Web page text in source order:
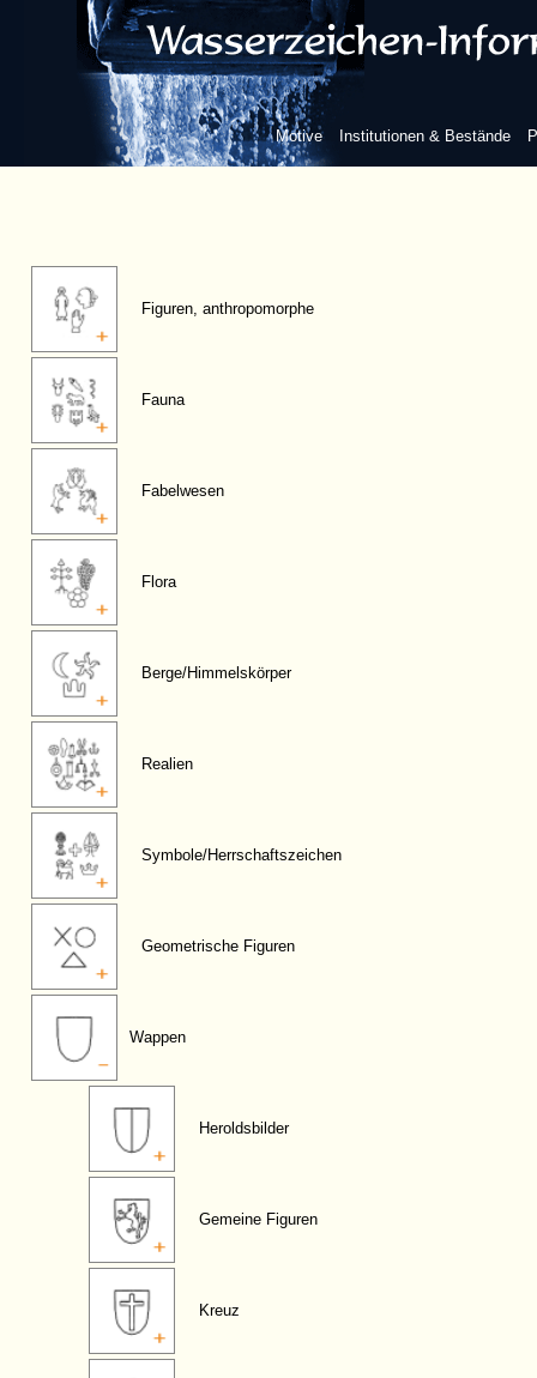
Motive Institutionen & Bestände
Figuren, anthropomorphe
Fauna
Fabelwesen
Flora
Berge/Himmelskörper
Realien
Symbole/Herrschaftszeichen
Geometrische Figuren
Wappen
Heroldsbilder
Gemeine Figuren
Kreuz